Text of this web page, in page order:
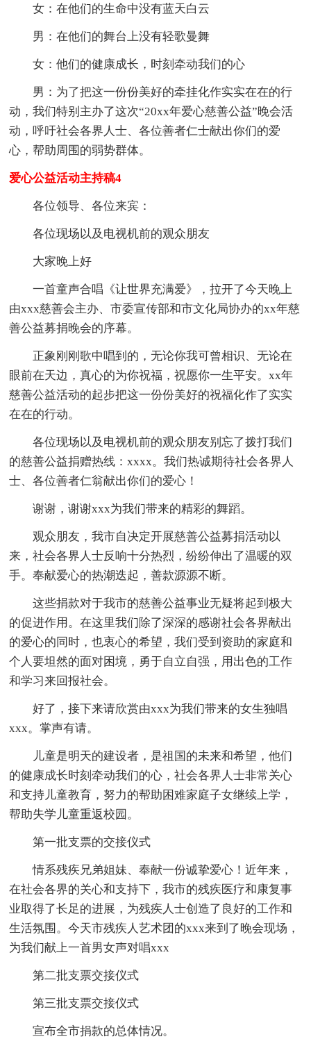
女：在他们的生命中没有蓝天白云
男：在他们的舞台上没有轻歌曼舞
女：他们的健康成长，时刻牵动我们的心
男：为了把这一份份美好的牵挂化作实实在在的行
动，我们特别主办了这次“20xx年爱心慈善公益”晚会活
动，呼吁社会各界人士、各位善者仁士献出你们的爱
心，帮助周围的弱势群体。
爱心公益活动主持稿4
各位领导、各位来宾：
各位现场以及电视机前的观众朋友
大家晚上好
一首童声合唱《让世界充满爱》，拉开了今天晚上
由xxx慈善会主办、市委宣传部和市文化局协办的xx年慈
善公益募捐晚会的序幕。
正象刚刚歌中唱到的，无论你我可曾相识、无论在
眼前在天边，真心的为你祝福，祝愿你一生平安。xx年
慈善公益活动的起步把这一份份美好的祝福化作了实实
在在的行动。
各位现场以及电视机前的观众朋友别忘了拨打我们
的慈善公益捐赠热线：xxxx。我们热诚期待社会各界人
士、各位善者仁翁献出你们的爱心！
谢谢，谢谢xxx为我们带来的精彩的舞蹈。
观众朋友，我市自决定开展慈善公益募捐活动以
来，社会各界人士反响十分热烈，纷纷伸出了温暖的双
手。奉献爱心的热潮迭起，善款源源不断。
这些捐款对于我市的慈善公益事业无疑将起到极大
的促进作用。在这里我们除了深深的感谢社会各界献出
的爱心的同时，也衷心的希望，我们受到资助的家庭和
个人要坦然的面对困境，勇于自立自强，用出色的工作
和学习来回报社会。
好了，接下来请欣赏由xxx为我们带来的女生独唱
xxx。掌声有请。
儿童是明天的建设者，是祖国的未来和希望，他们
的健康成长时刻牵动我们的心，社会各界人士非常关心
和支持儿童教育，努力的帮助困难家庭子女继续上学，
帮助失学儿童重返校园。
第一批支票的交接仪式
情系残疾兄弟姐妹、奉献一份诚挚爱心！近年来，
在社会各界的关心和支持下，我市的残疾医疗和康复事
业取得了长足的进展，为残疾人士创造了良好的工作和
生活氛围。今天市残疾人艺术团的xxx来到了晚会现场，
为我们献上一首男女声对唱xxx
第二批支票交接仪式
第三批支票交接仪式
宣布全市捐款的总体情况。